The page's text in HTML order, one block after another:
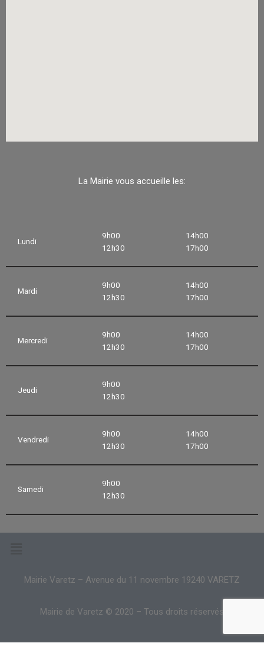
La Mairie vous accueille les:
Lundi
9h00
12h30
14h00
17h00
Mardi
9h00
12h30
14h00
17h00
Mercredi
9h00
12h30
14h00
17h00
Jeudi
9h00
12h30
Vendredi
9h00
12h30
14h00
17h00
Samedi
9h00
12h30
Mairie Varetz – Avenue du 11 novembre 19240 VARETZ
Mairie de Varetz © 2020 – Tous droits réservés